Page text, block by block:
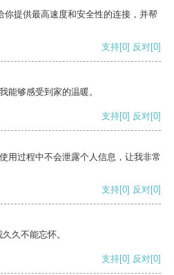
提供最高速度和安全性的连接，并帮
支持[0] 反对[0]
能够感受到家的温暖。
支持[0] 反对[0]
用过程中不会泄露个人信息，让我非常
支持[0] 反对[0]
久不能忘怀。
支持[0] 反对[0]